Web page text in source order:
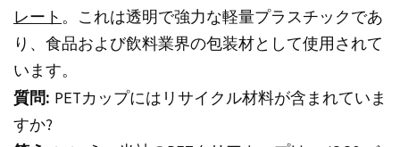
レート 。これは透明で強力な軽量プラスチックであ
り、食品および飲料業界の包装材として使用されて
います。
質問: PETカップにはリサイクル材料が含まれていま
すか?